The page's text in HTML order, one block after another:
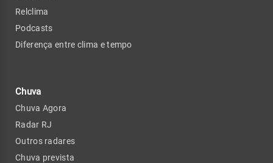
Relclima
Podcasts
Diferença entre clima e tempo
Chuva
Chuva Agora
Radar RJ
Outros radares
Chuva prevista